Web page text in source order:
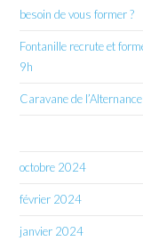
besoin de vous former ?
Fontanille recrute et
9h
Caravane de
octobre 2024
février 2024
janvier 2024